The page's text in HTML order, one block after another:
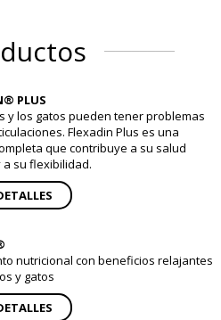
PLUS
y los gatos pueden tener problemas
Flexadin Plus es una
que contribuye a su salud
a su flexibilidad.
nutricional con beneficios relajantes
y gatos